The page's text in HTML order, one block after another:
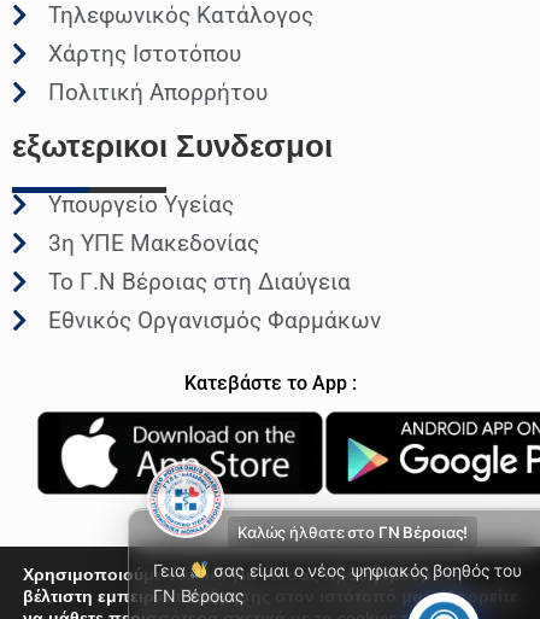
Τηλεφωνικός Κατάλογος
Χάρτης Ιστοτόπου
Πολιτική Απορρήτου
εξωτερικοι Συνδεσμοι
Υπουργείο Υγείας
3η ΥΠΕ Μακεδονίας
Το Γ.Ν Βέροιας στη Διαύγεια
Εθνικός Οργανισμός Φαρμάκων
Κατεβάστε το App :
Καλώς ήλθατε στο ΓΝ Βέροιας!
Γεια
σας είμαι ο νέος ψηφιακός βοηθός του
ΓΝ Βέροιας
Χρησιμοποιούμε cookies για να σας προσφέρουμε τη
βέλτιστη εμπειρία πλοήγησης στον ιστότοπό μας. Μπορείτε